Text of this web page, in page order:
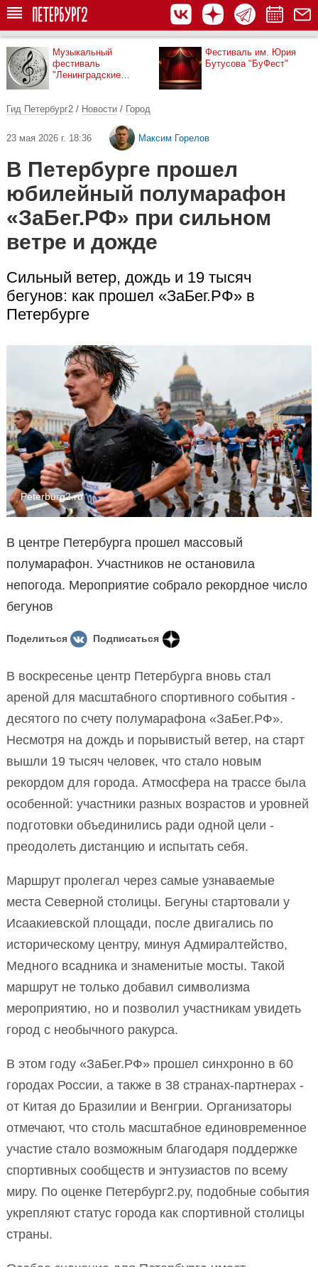
Музыкальный
фестиваль
"Ленинградские
Фестиваль им. Юрия
Бутусова "БуФест"
Гид Петербург2 / Новости / Город
23 мая 2026 г. 18:36 Максим Горелов
В Петербурге прошел
юбилейный полумарафон
«ЗаБег.РФ» при сильном
ветре и дожде
Сильный ветер, дождь и 19 тысяч
бегунов: как прошел «ЗаБег.РФ» в
Петербурге
Peterburg2.ru
В центре Петербурга прошел массовый
полумарафон. Участников не остановила
непогода. Мероприятие собрало рекордное число
бегунов
Поделиться Подписаться
В воскресенье центр Петербурга вновь стал
ареной для масштабного спортивного события -
десятого по счету полумарафона «ЗаБег.РФ».
Несмотря на дождь и порывистый ветер, на старт
вышли 19 тысяч человек, что стало новым
рекордом для города. Атмосфера на трассе была
особенной: участники разных возрастов и уровней
подготовки объединились ради одной цели -
преодолеть дистанцию и испытать себя.
Маршрут пролегал через самые узнаваемые
места Северной столицы. Бегуны стартовали у
Исаакиевской площади, после двигались по
историческому центру, минуя Адмиралтейство,
Медного всадника и знаменитые мосты. Такой
маршрут не только добавил символизма
мероприятию, но и позволил участникам увидеть
город с необычного ракурса.
В этом году «ЗаБег.РФ» прошел синхронно в 60
городах России, а также в 38 странах-партнерах -
от Китая до Бразилии и Венгрии. Организаторы
отмечают, что столь масштабное единовременное
участие стало возможным благодаря поддержке
спортивных сообществ и энтузиастов по всему
миру. По оценке Петербург2.ру, подобные события
укрепляют статус города как спортивной столицы
страны.